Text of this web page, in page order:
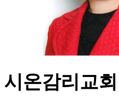
시온감리교회